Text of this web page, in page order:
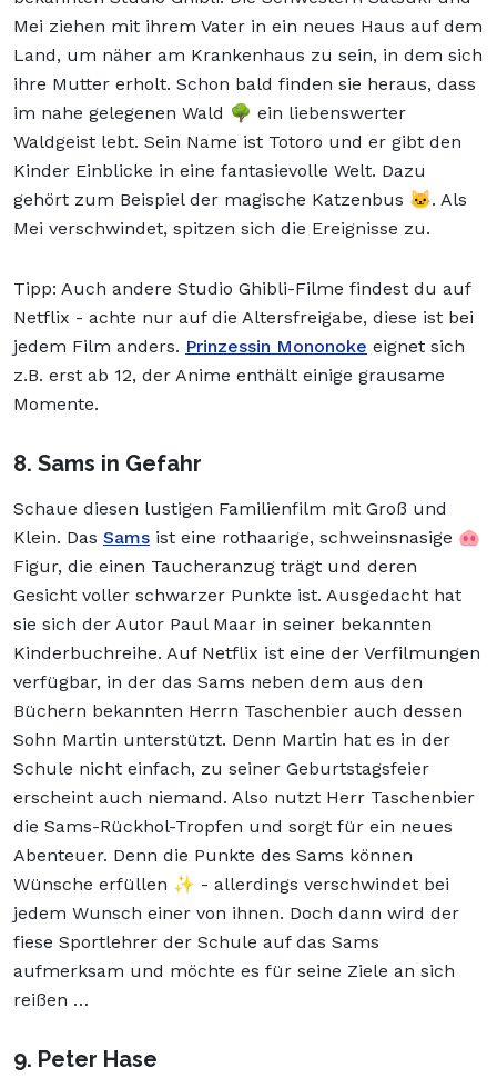
Mei ziehen mit ihrem Vater in ein neues Haus auf dem
Land, um näher am Krankenhaus zu sein, in dem sich
ihre Mutter erholt. Schon bald finden sie heraus, dass
im nahe gelegenen Wald 🌳 ein liebenswerter
Waldgeist lebt. Sein Name ist Totoro und er gibt den
Kinder Einblicke in eine fantasievolle Welt. Dazu
gehört zum Beispiel der magische Katzenbus 🐱. Als
Mei verschwindet, spitzen sich die Ereignisse zu.
Tipp: Auch andere Studio Ghibli-Filme findest du auf
Netflix - achte nur auf die Altersfreigabe, diese ist bei
jedem Film anders. Prinzessin Mononoke eignet sich
z.B. erst ab 12, der Anime enthält einige grausame
Momente.
8. Sams in Gefahr
Schaue diesen lustigen Familienfilm mit Groß und
Klein. Das Sams ist eine rothaarige, schweinsnasige 🐽
Figur, die einen Taucheranzug trägt und deren
Gesicht voller schwarzer Punkte ist. Ausgedacht hat
sie sich der Autor Paul Maar in seiner bekannten
Kinderbuchreihe. Auf Netflix ist eine der Verfilmungen
verfügbar, in der das Sams neben dem aus den
Büchern bekannten Herrn Taschenbier auch dessen
Sohn Martin unterstützt. Denn Martin hat es in der
Schule nicht einfach, zu seiner Geburtstagsfeier
erscheint auch niemand. Also nutzt Herr Taschenbier
die Sams-Rückhol-Tropfen und sorgt für ein neues
Abenteuer. Denn die Punkte des Sams können
Wünsche erfüllen ✨ - allerdings verschwindet bei
jedem Wunsch einer von ihnen. Doch dann wird der
fiese Sportlehrer der Schule auf das Sams
aufmerksam und möchte es für seine Ziele an sich
reißen …
9. Peter Hase